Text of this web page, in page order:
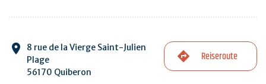
8 rue de la Vierge Saint-Julien
Plage
56170 Quiberon
Reiseroute